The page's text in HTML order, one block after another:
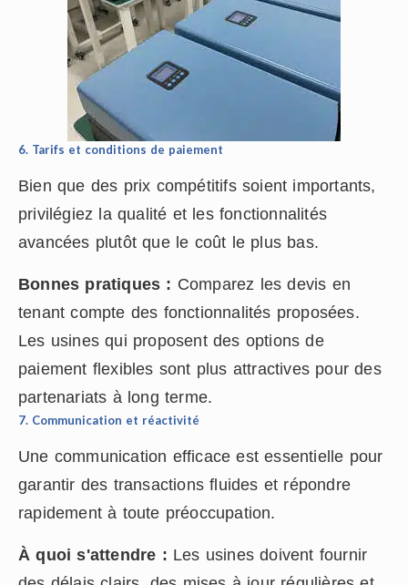
6. Tarifs et conditions de paiement
Bien que des prix compétitifs soient importants,
privilégiez la qualité et les fonctionnalités
avancées plutôt que le coût le plus bas.
Bonnes pratiques : Comparez les devis en
tenant compte des fonctionnalités proposées.
Les usines qui proposent des options de
paiement flexibles sont plus attractives pour des
partenariats à long terme.
7. Communication et réactivité
Une communication efficace est essentielle pour
garantir des transactions fluides et répondre
rapidement à toute préoccupation.
À quoi s'attendre : Les usines doivent fournir